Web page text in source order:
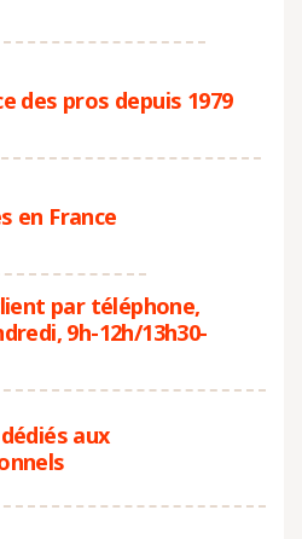
des pros depuis 1979
en France
par téléphone,
9h-12h/13h30-
aux